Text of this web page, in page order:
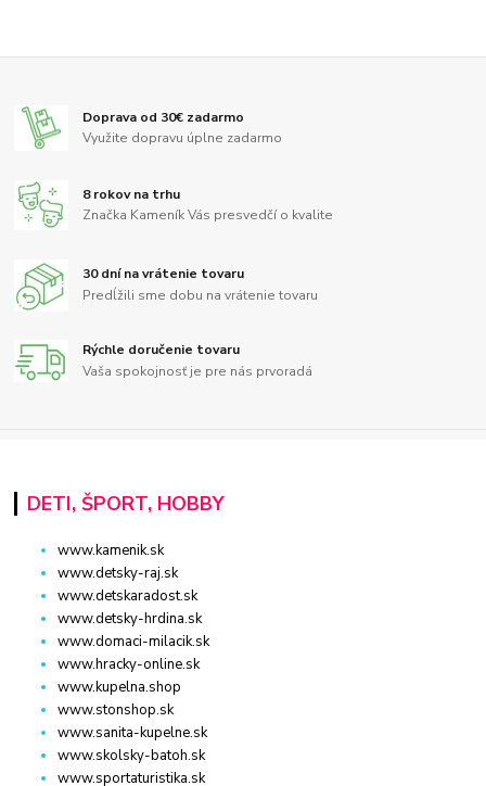
Doprava od 30€ zadarmo
Využite dopravu úplne zadarmo
8 rokov na trhu
Značka Kameník Vás presvedčí o kvalite
30 dní na vrátenie tovaru
Predĺžili sme dobu na vrátenie tovaru
Rýchle doručenie tovaru
Vaša spokojnosť je pre nás prvoradá
DETI, ŠPORT, HOBBY
www.kamenik.sk
www.detsky-raj.sk
www.detskaradost.sk
www.detsky-hrdina.sk
www.domaci-milacik.sk
www.hracky-online.sk
www.kupelna.shop
www.stonshop.sk
www.sanita-kupelne.sk
www.skolsky-batoh.sk
www.sportaturistika.sk